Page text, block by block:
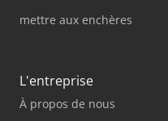
mettre aux enchères
L'entreprise
À propos de nous